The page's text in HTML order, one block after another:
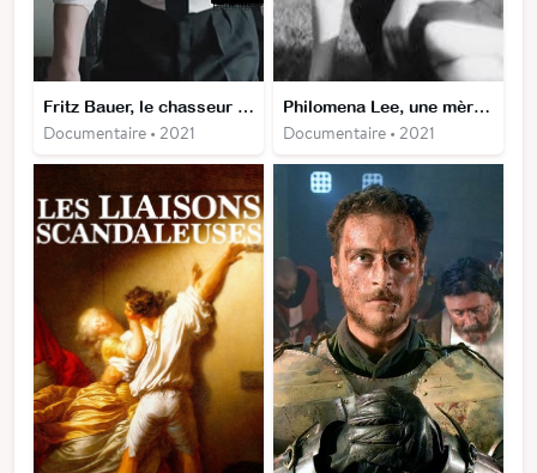
Fritz Bauer, le chasseur de nazis
Documentaire • 2021
Philomena Lee, une mère sacrifiée
Documentaire • 2021